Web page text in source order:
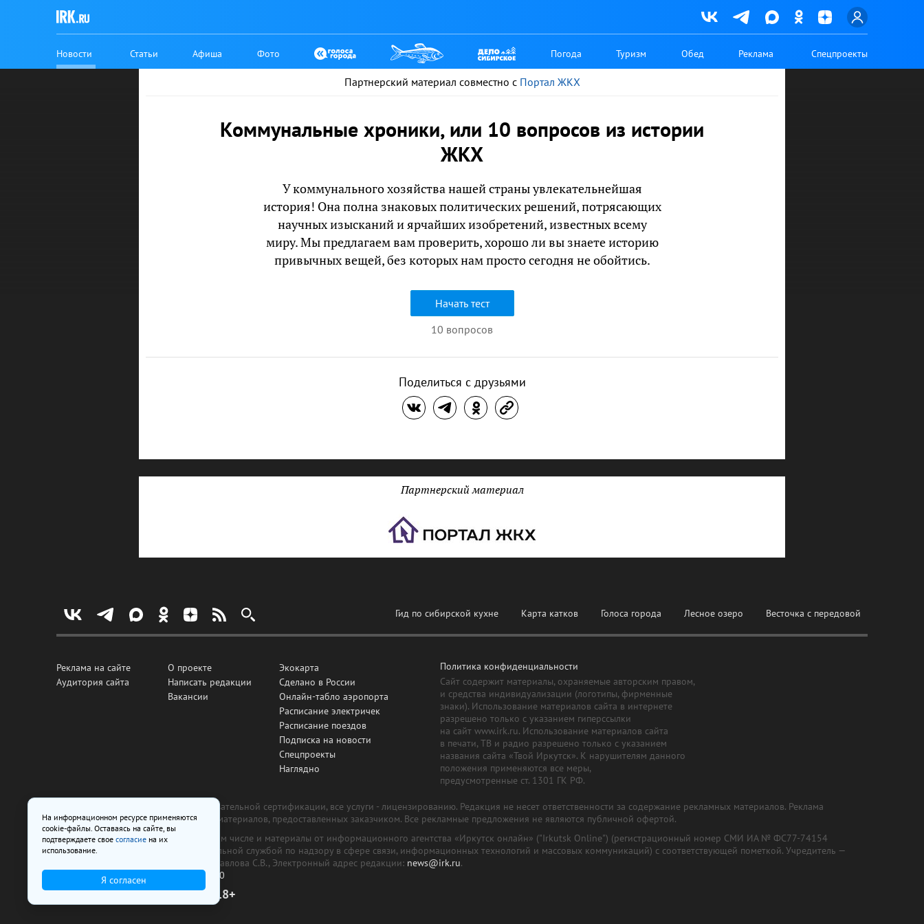
Новости Статьи Афиша Фото Погода Туризм Обед Реклама Спецпроекты
Партнерский материал совместно с Портал ЖКХ
Коммунальные хроники, или 10 вопросов из истории
ЖКХ
У коммунального хозяйства нашей страны увлекательнейшая
история! Она полна знаковых политических решений, потрясающих
научных изысканий и ярчайших изобретений, известных всему
миру. Мы предлагаем вам проверить, хорошо ли вы знаете историю
привычных вещей, без которых нам просто сегодня не обойтись.
Начать тест
10 вопросов
Поделиться с друзьями
Партнерский материал
Гид по сибирской кухне Карта катков Голоса города Лесное озеро Весточка с передовой
Реклама на сайте
Аудитория сайта
О проекте
Написать редакции
Вакансии
Экокарта
Сделано в России
Онлайн-табло аэропорта
Расписание электричек
Расписание поездов
Подписка на новости
Спецпроекты
Наглядно
Политика конфиденциальности
Сайт содержит материалы, охраняемые авторским правом,
и средства индивидуализации (логотипы, фирменные
знаки). Использование материалов сайта в интернете
разрешено только с указанием гиперссылки
на сайт www.irk.ru. Использование материалов сайта
в печати, ТВ и радио разрешено только с указанием
названия сайта «Твой Иркутск». К нарушителям данного
положения применяются все меры,
предусмотренные ст. 1301 ГК РФ.
Все рекламные товары подлежат обязательной сертификации, все услуги - лицензированию. Редакция не несет ответственности за содержание рекламных материалов. Реклама
изготовлена и размещена на основе материалов, предоставленных заказчиком. Все рекламные предложения не являются публичной офертой.
На сайте www.irk.ru размещаются в том числе и материалы от информационного агентства «Иркутск онлайн» ("Irkutsk Online") (регистрационный номер СМИ ИА № ФС77-74154
от 29 октября 2018 г., выдан Федеральной службой по надзору в сфере связи, информационных технологий и массовых коммуникаций) с соответствующей пометкой. Учредитель —
ООО «Ирк.ру». Главный редактор — Павлова С.В., Электронный адрес редакции: news@irk.ru.
Телефон редакции:
+7 (3952) 48-88-50
18+
На информационном ресурсе применяются
cookie-файлы. Оставаясь на сайте, вы
подтверждаете свое согласие на их
использование.
Я согласен